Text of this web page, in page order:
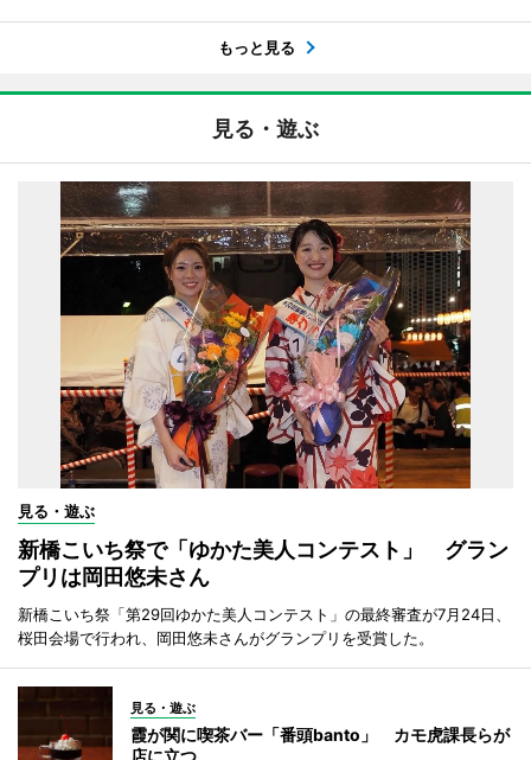
もっと見る
見る・遊ぶ
見る・遊ぶ
新橋こいち祭で「ゆかた美人コンテスト」 グラン
プリは岡田悠未さん
新橋こいち祭「第29回ゆかた美人コンテスト」の最終審査が7月24日、
桜田会場で行われ、岡田悠未さんがグランプリを受賞した。
見る・遊ぶ
霞が関に喫茶バー「番頭banto」 カモ虎課長らが
店に立つ